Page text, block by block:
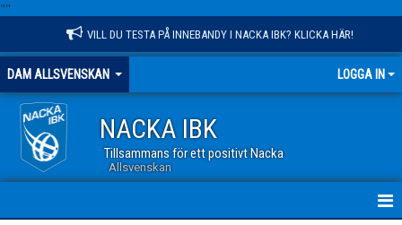
""
VILL DU TESTA PÅ INNEBANDY I NACKA IBK? KLICKA HÄR!
DAM ALLSVENSKAN LOGGA IN
NACKA IBK
Tillsammans för ett positivt Nacka
Allsvenskan